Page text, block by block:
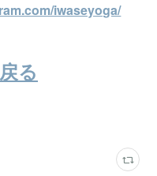
iwaseyoga/
る